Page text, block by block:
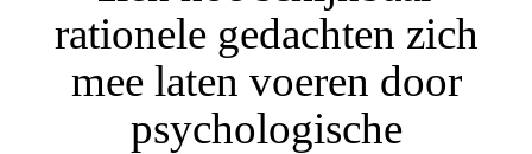
rationele gedachten zich
mee laten voeren door
psychologische